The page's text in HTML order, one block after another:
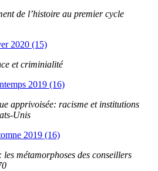
de l’histoire au premier cycle
2020 (15)
et criminialité
2019 (16)
apprivoisée: racisme et institutions
Unis
2019 (16)
les métamorphoses des conseillers